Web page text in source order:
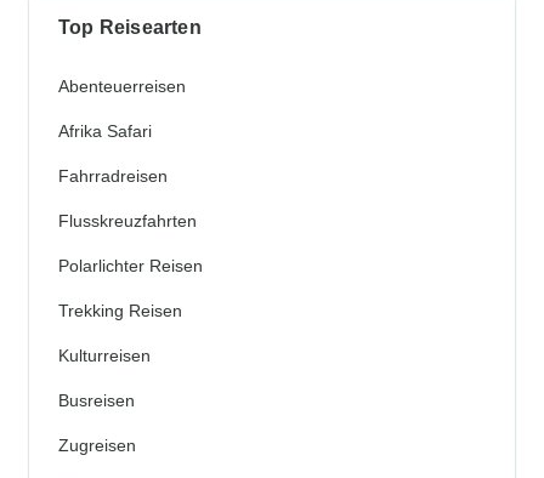
Top Reisearten
Abenteuerreisen
Afrika Safari
Fahrradreisen
Flusskreuzfahrten
Polarlichter Reisen
Trekking Reisen
Kulturreisen
Busreisen
Zugreisen